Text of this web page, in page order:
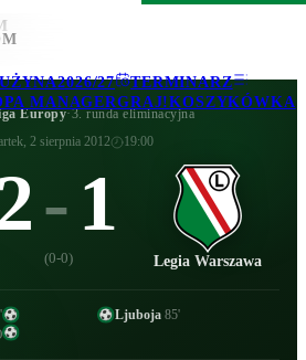
2026/27
TERMINARZ
MANAGERGRAJ!KOSZYKÓWKA
Europy·3. runda eliminacyjna
2 sierpnia 2012
19:00
-1
(0-0) Legia Warszawa
'
Ljuboja 85'